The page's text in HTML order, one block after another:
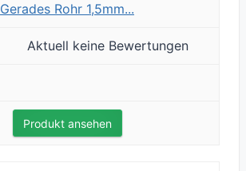
Gerades Rohr 1,5mm...
Aktuell keine Bewertungen
Produkt ansehen